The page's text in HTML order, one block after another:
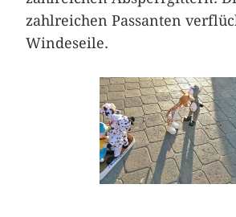
zahlreichen Passanten
Windeseile.